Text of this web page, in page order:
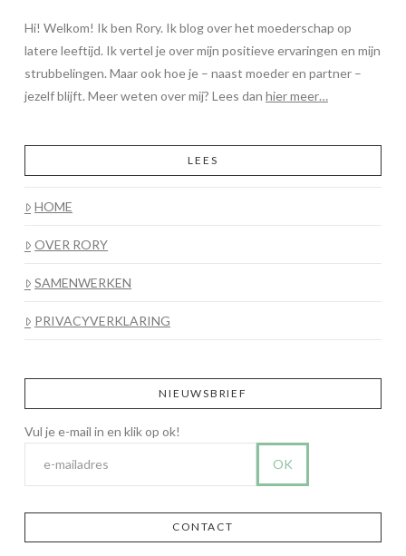
Hi! Welkom! Ik ben Rory. Ik blog over het moederschap op
latere leeftijd. Ik vertel je over mijn positieve ervaringen en mijn
strubbelingen. Maar ook hoe je – naast moeder en partner –
jezelf blijft. Meer weten over mij? Lees dan hier meer…
LEES
HOME
OVER RORY
SAMENWERKEN
PRIVACYVERKLARING
NIEUWSBRIEF
CONTACT